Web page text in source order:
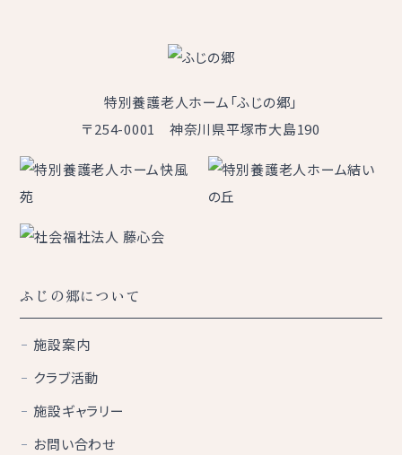
特別養護老人ホーム「ふじの郷」
〒254-0001 神奈川県平塚市大島190
ふじの郷について
施設案内
クラブ活動
施設ギャラリー
お問い合わせ